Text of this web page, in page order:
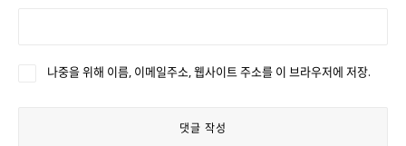
나중을 위해 이름, 이메일주소, 웹사이트 주소를 이 브라우저에 저장.